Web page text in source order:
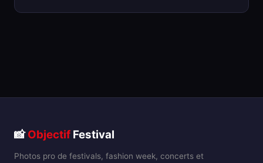
📸Objectif Festival
Photos pro de festivals, fashion week, concerts et